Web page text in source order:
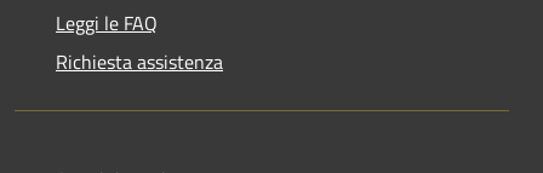
Leggi le FAQ
Richiesta assistenza